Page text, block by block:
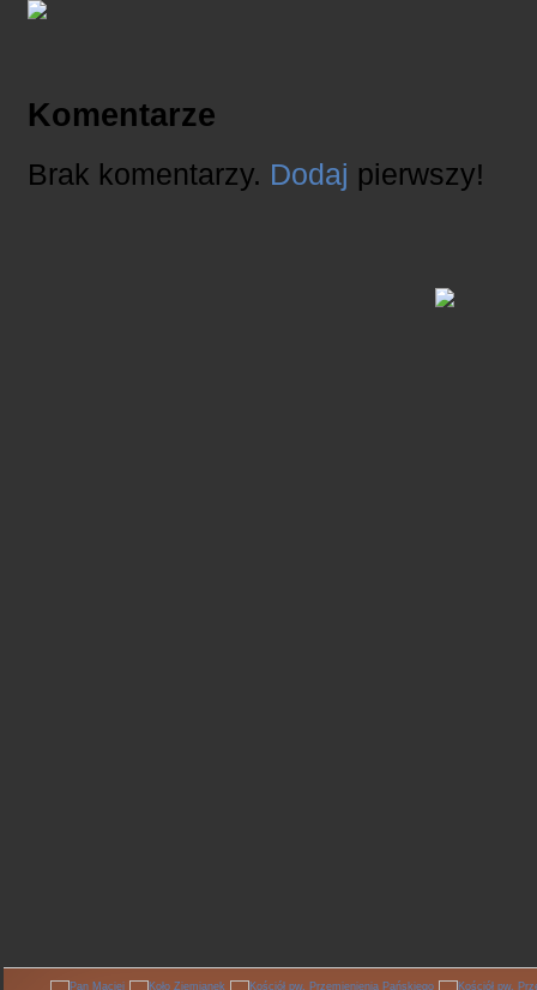
Komentarze
Brak komentarzy. Dodaj pierwszy!